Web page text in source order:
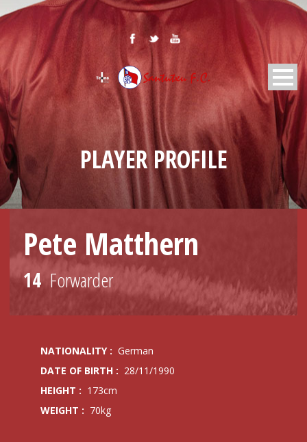
PLAYER PROFILE
Pete Matthern
14 Forwarder
NATIONALITY : German
DATE OF BIRTH : 28/11/1990
HEIGHT : 173cm
WEIGHT : 70kg